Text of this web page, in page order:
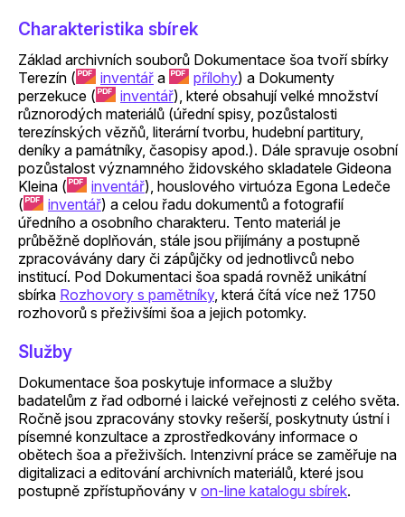
Charakteristika sbírek
Základ archivních souborů Dokumentace šoa tvoří sbírky
Terezín (
inventář a přílohy) a Dokumenty
perzekuce (
inventář), které obsahují velké množství
různorodých materiálů (úřední spisy, pozůstalosti
terezínských vězňů, literární tvorbu, hudební partitury,
deníky a památníky, časopisy apod.). Dále spravuje osobní
pozůstalost významného židovského skladatele Gideona
Kleina (
inventář), houslového virtuóza Egona Ledeče
(
inventář) a celou řadu dokumentů a fotografií
úředního a osobního charakteru. Tento materiál je
průběžně doplňován, stále jsou přijímány a postupně
zpracovávány dary či zápůjčky od jednotlivců nebo
institucí. Pod Dokumentaci šoa spadá rovněž unikátní
sbírka Rozhovory s pamětníky, která čítá více než 1750
rozhovorů s přeživšími šoa a jejich potomky.
Služby
Dokumentace šoa poskytuje informace a služby
badatelům z řad odborné i laické veřejnosti z celého světa.
Ročně jsou zpracovány stovky rešerší, poskytnuty ústní i
písemné konzultace a zprostředkovány informace o
obětech šoa a přeživších. Intenzivní práce se zaměřuje na
digitalizaci a editování archivních materiálů, které jsou
postupně zpřístupňovány v on-line katalogu sbírek.